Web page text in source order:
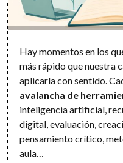
Software
Hay momentos en los
más rápido que nuestra
aplicarla con sentido.
avalancha de
inteligencia artificial,
digital, evaluación,
pensamiento crítico,
aula…